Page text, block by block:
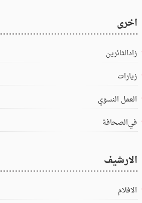
اخرى
زادالثائرين
زيارات
العمل النسوي
في‌الصحافة
الارشيف
الافلام